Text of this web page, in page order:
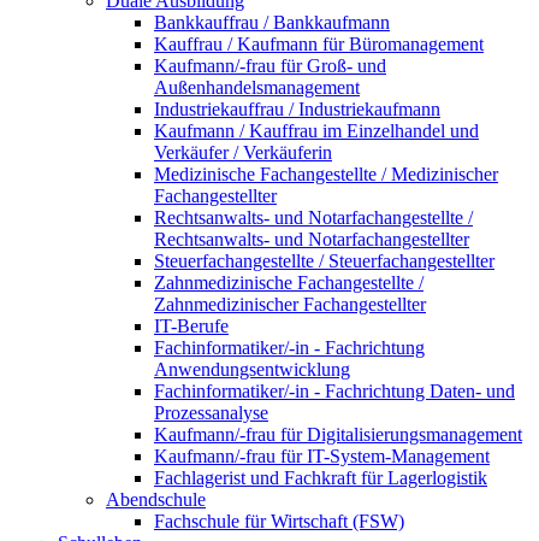
Bankkauffrau / Bankkaufmann
Kauffrau / Kaufmann für Büromanagement
Kaufmann/-frau für Groß- und
Außenhandelsmanagement
Industriekauffrau / Industriekaufmann
Kaufmann / Kauffrau im Einzelhandel und
Verkäufer / Verkäuferin
Medizinische Fachangestellte / Medizinischer
Fachangestellter
Rechtsanwalts- und Notarfachangestellte /
Rechtsanwalts- und Notarfachangestellter
Steuerfachangestellte / Steuerfachangestellter
Zahnmedizinische Fachangestellte /
Zahnmedizinischer Fachangestellter
IT-Berufe
Fachinformatiker/-in - Fachrichtung
Anwendungsentwicklung
Fachinformatiker/-in - Fachrichtung Daten- und
Prozessanalyse
Kaufmann/-frau für Digitalisierungsmanagement
Kaufmann/-frau für IT-System-Management
Fachlagerist und Fachkraft für Lagerlogistik
Abendschule
Fachschule für Wirtschaft (FSW)